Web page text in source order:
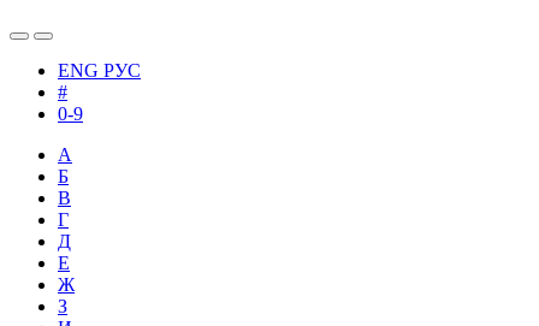
ENG РУС
#
0-9
А
Б
В
Г
Д
Е
Ж
З